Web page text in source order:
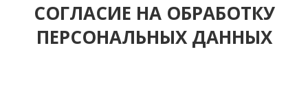
СОГЛАСИЕ НА ОБРАБОТКУ
ПЕРСОНАЛЬНЫХ ДАННЫХ